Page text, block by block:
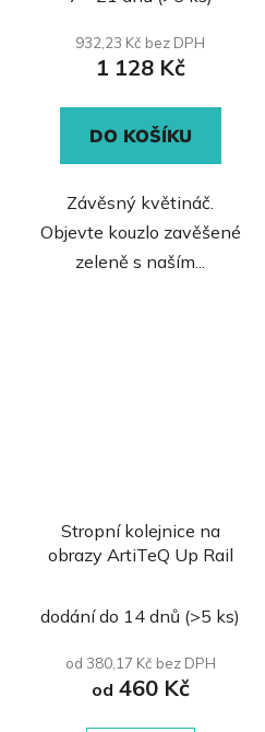
hodnocení
produktu
je
z
932,23 Kč bez DPH
1 128 Kč
DO KOŠÍKU
Závěsný květináč.
Objevte kouzlo zavěšené
zeleně s naším...
Stropní kolejnice na
obrazy ArtiTeQ Up Rail
hodnocení
produktu
je
dodání do 14 dnů (>5 ks)
od 380,17 Kč bez DPH
od 460 Kč